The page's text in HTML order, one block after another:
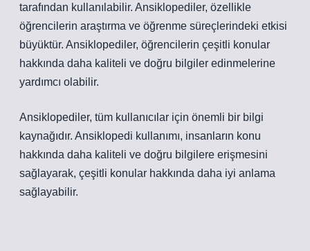
tarafından kullanılabilir. Ansiklopediler, özellikle
öğrencilerin araştırma ve öğrenme süreçlerindeki etkisi
büyüktür. Ansiklopediler, öğrencilerin çeşitli konular
hakkında daha kaliteli ve doğru bilgiler edinmelerine
yardımcı olabilir.
Ansiklopediler, tüm kullanıcılar için önemli bir bilgi
kaynağıdır. Ansiklopedi kullanımı, insanların konu
hakkında daha kaliteli ve doğru bilgilere erişmesini
sağlayarak, çeşitli konular hakkında daha iyi anlama
sağlayabilir.